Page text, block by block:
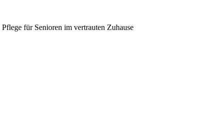
für Senioren im vertrauten Zuhause